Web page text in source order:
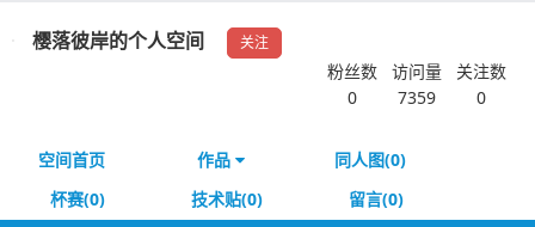
樱落彼岸的个人空间 关注
粉丝数
0
访问量
7359
关注数
0
空间首页 作品
同人图(0)
杯赛(0)
技术贴(0) 留言(0)